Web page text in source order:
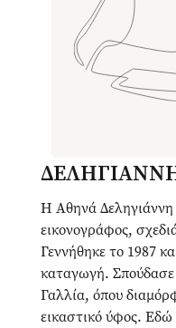
Η Αθηνά Δεληγιάννη
εικονογράφος,
Γεννήθηκε το 1987
καταγωγή.
Γαλλία, όπου
εικαστικό ύφος. Εδώ